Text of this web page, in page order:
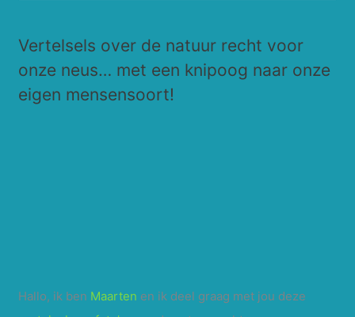
k
n
a
Vertelsels over de natuur recht voor
onze neus… met een knipoog naar onze
eigen mensensoort!
Hallo, ik ben Maarten en ik deel graag met jou deze